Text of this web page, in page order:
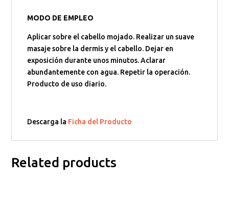
MODO DE EMPLEO
Aplicar sobre el cabello mojado. Realizar un suave
masaje sobre la dermis y el cabello. Dejar en
exposición durante unos minutos. Aclarar
abundantemente con agua. Repetir la operación.
Producto de uso diario.
Descarga la Ficha del Producto
Related products